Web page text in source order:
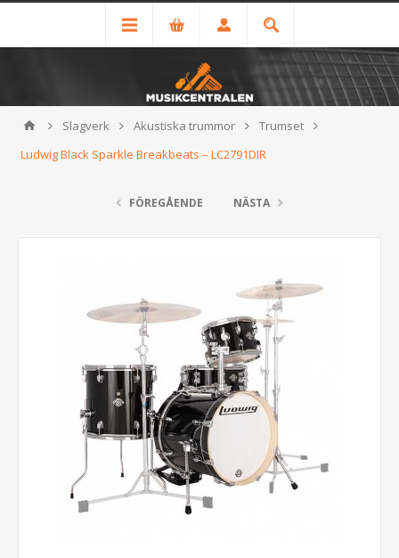
Slagverk Akustiska trummor
Trumset
Ludwig Black Sparkle Breakbeats – LC2791DIR
FÖREGÅENDE NÄSTA